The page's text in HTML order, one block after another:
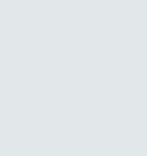
verder te
klanten en
rekenen. Samen
Harry
Directeur